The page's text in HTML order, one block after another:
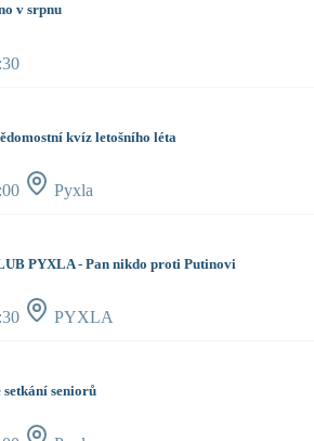
v srpnu
kvíz letošního léta
Pyxla
PYXLA - Pan nikdo proti Putinovi
PYXLA
setkání seniorů